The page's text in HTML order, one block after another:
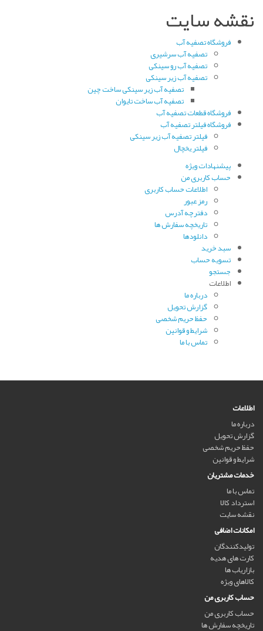
نقشه سایت
فروشگاه تصفیه آب
تصفیه آب سرشیری
تصفیه آب رو سینکی
تصفیه آب زیر سینکی
تصفیه آب زیر سینکی ساخت چین
تصفیه آب ساخت تایوان
فروشگاه قطعات تصفیه آب
فروشگاه فیلتر تصفیه آب
فیلتر تصفیه آب زیر سینکی
فیلتر یخچال
پیشنهادات ویژه
حساب کاربری من
اطلاعات حساب کاربری
رمز عبور
دفترچه آدرس
تاریخچه سفارش ها
دانلودها
سبد خرید
تسویه حساب
جستجو
اطلاعات
درباره ما
گزارش تحویل
حفظ حریم شخصی
شرایط و قوانین
تماس با ما
اطلاعات
درباره ما
گزارش تحویل
حفظ حریم شخصی
شرایط و قوانین
خدمات مشتریان
تماس با ما
استرداد کالا
نقشه سایت
امکانات اضافی
تولیدکنندگان
کارت های هدیه
بازاریاب ها
کالاهای ویژه
حساب کاربری من
حساب کاربری من
تاریخچه سفارش ها